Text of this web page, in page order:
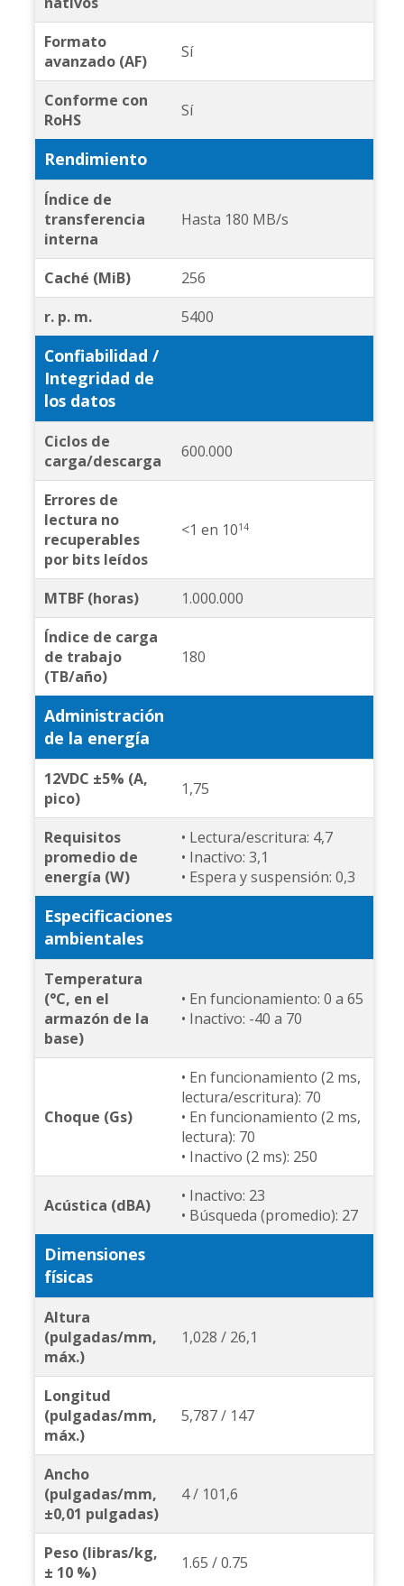
Formato
avanzado (AF)
Sí
Conforme con
RoHS
Sí
Rendimiento
Índice de
transferencia
interna
Hasta 180 MB/s
Caché (MiB)
256
r. p. m.
5400
Confiabilidad /
Integridad de
los datos
Ciclos de
carga/descarga
600.000
Errores de
lectura no
recuperables
por bits leídos
<1 en 1014
MTBF (horas)
1.000.000
Índice de carga
de trabajo
(TB/año)
180
Administración
de la energía
12VDC ±5% (A,
pico)
1,75
Requisitos
promedio de
energía (W)
• Lectura/escritura: 4,7
• Inactivo: 3,1
• Espera y suspensión: 0,3
Especificaciones
ambientales
Temperatura
(°C, en el
armazón de la
base)
• En funcionamiento: 0 a 65
• Inactivo: -40 a 70
Choque (Gs)
• En funcionamiento (2 ms,
lectura/escritura): 70
• En funcionamiento (2 ms,
lectura): 70
• Inactivo (2 ms): 250
Acústica (dBA)
• Inactivo: 23
• Búsqueda (promedio): 27
Dimensiones
físicas
Altura
(pulgadas/mm,
máx.)
1,028 / 26,1
Longitud
(pulgadas/mm,
máx.)
5,787 / 147
Ancho
(pulgadas/mm,
±0,01 pulgadas)
4 / 101,6
Peso (libras/kg,
± 10 %)
1.65 / 0.75